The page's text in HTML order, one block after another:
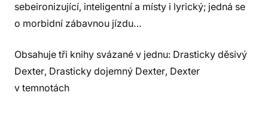
sebeironizující, inteligentní a místy i lyrický; jedná se
o morbidní zábavnou jízdu…
Obsahuje tři knihy svázané v jednu: Drasticky děsivý
Dexter, Drasticky dojemný Dexter, Dexter
v temnotách